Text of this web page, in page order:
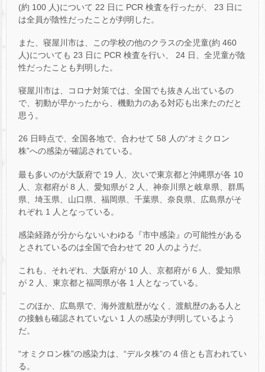
(約 100 人)について 22 日に PCR 検査を行ったが、 23 日に
は全員が陰性だったことが判明した。
また、寝屋川市は、この学校の他のクラスの全児童(約 460
人)についても 23 日に PCR 検査を行い、 24 日、全児童が陰
性だったことも判明した。
寝屋川市は、コロナ対策では、全国でも抜きん出ているの
で、初動が早かったから、機動力のある対応も出来たのだと
思う。
26 日時点で、全国各地で、合わせて 58 人の“オミクロン
株”への感染が確認されている。
最も多いのが大阪府で 19 人、次いで東京都と沖縄県が各 10
人、京都府が 8 人、愛知県が 2 人、神奈川県と岐阜県、群馬
県、埼玉県、山口県、福岡県、千葉県、奈良県、広島県がそ
れぞれ 1 人となっている。
感染経路が分からないいわゆる『市中感染』の可能性がある
とされているのは全国で合わせて 20 人のようだ。
これも、それぞれ、大阪府が 10 人、京都府が 6 人、愛知県
が 2 人、東京都と福岡県が各 1 人となっている。
このほか、広島県で、海外渡航歴がなく、渡航歴のある人と
の接触も確認されていない 1 人の感染が判明しているよう
だ。
“オミクロン株”の感染力は、“デルタ株”の 4 倍とも言われてい
る。